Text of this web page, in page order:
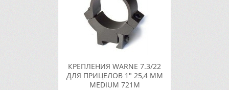
КРЕПЛЕНИЯ WARNE 7.3/22
ДЛЯ ПРИЦЕЛОВ 1" 25,4 ММ
MEDIUM 721M